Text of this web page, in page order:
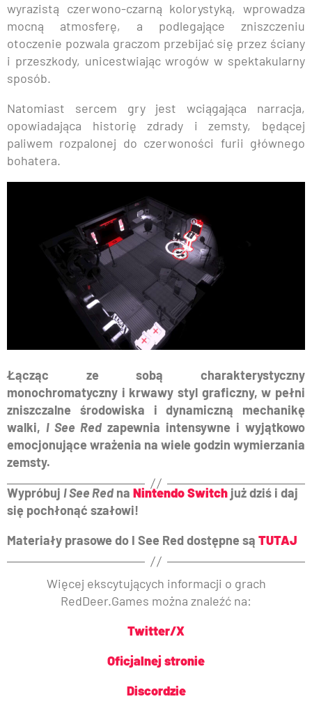
wyrazistą czerwono-czarną kolorystyką, wprowadza
mocną atmosferę, a podlegające zniszczeniu
otoczenie pozwala graczom przebijać się przez ściany
i przeszkody, unicestwiając wrogów w spektakularny
sposób.
Natomiast sercem gry jest wciągająca narracja,
opowiadająca historię zdrady i zemsty, będącej
paliwem rozpalonej do czerwoności furii głównego
bohatera.
Łącząc ze sobą charakterystyczny
monochromatyczny i krwawy styl graficzny, w pełni
zniszczalne środowiska i dynamiczną mechanikę
walki, I See Red zapewnia intensywne i wyjątkowo
emocjonujące wrażenia na wiele godzin wymierzania
zemsty.
Wypróbuj I See Red na Nintendo Switch już dziś i daj
się pochłonąć szałowi!
Materiały prasowe do I See Red dostępne są TUTAJ
Więcej ekscytujących informacji o grach
RedDeer.Games można znaleźć na:
Twitter/X
Oficjalnej stronie
Discordzie